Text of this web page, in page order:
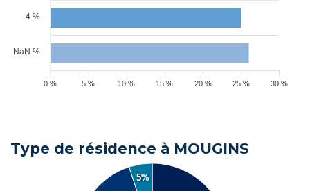
4 %
NaN %
30 %
25 %
20 %
15 %
10 %
5 %
0 %
Type de résidence à MOUGINS
5%